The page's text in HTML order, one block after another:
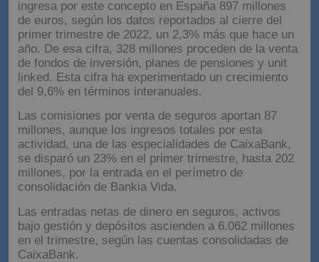
ingresa por este concepto en España 897 millones
de euros, según los datos reportados al cierre del
primer trimestre de 2022, un 2,3% más que hace un
año. De esa cifra, 328 millones proceden de la venta
de fondos de inversión, planes de pensiones y unit
linked. Esta cifra ha experimentado un crecimiento
del 9,6% en términos interanuales.
Las comisiones por venta de seguros aportan 87
millones, aunque los ingresos totales por esta
actividad, una de las especialidades de CaixaBank,
se disparó un 23% en el primer trimestre, hasta 202
millones, por la entrada en el perímetro de
consolidación de Bankia Vida.
Las entradas netas de dinero en seguros, activos
bajo gestión y depósitos ascienden a 6.062 millones
en el trimestre, según las cuentas consolidadas de
CaixaBank.